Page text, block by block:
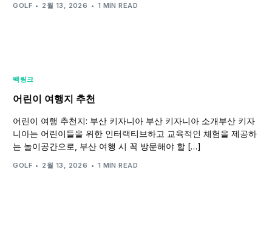
GOLF 2월 13, 2026 1 MIN READ
백링크
어린이 여행지 추천
어린이 여행 추천지: 부산 키자니아 부산 키자니아 소개부산 키자
니아는 어린이들을 위한 인터랙티브하고 교육적인 체험을 제공하
는 놀이공간으로, 부산 여행 시 꼭 방문해야 할 […]
GOLF 2월 13, 2026 1 MIN READ